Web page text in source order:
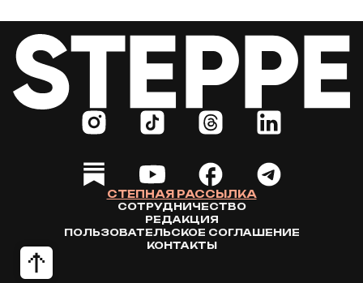
СТЕПНАЯ РАССЫЛКА
СОТРУДНИЧЕСТВО
РЕДАКЦИЯ
ПОЛЬЗОВАТЕЛЬСКОЕ СОГЛАШЕНИЕ
КОНТАКТЫ